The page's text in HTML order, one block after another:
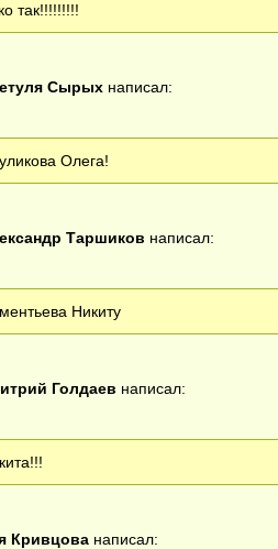
так!!!!!!!!!
Сырых написал:
Олега!
Таршиков написал:
Никиту
Голдаев написал:
Кривцова написал: